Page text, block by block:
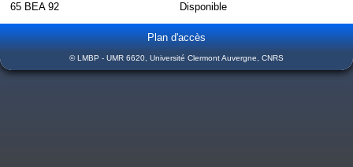
65 BEA 92
Disponible
Plan d'accès
© LMBP - UMR 6620, Université Clermont Auvergne, CNRS